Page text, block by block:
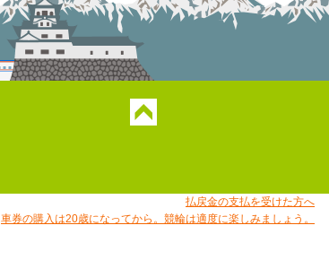
払戻金の支払を受けた方へ
車券の購入は20歳になってから。競輪は適度に楽しみましょう。